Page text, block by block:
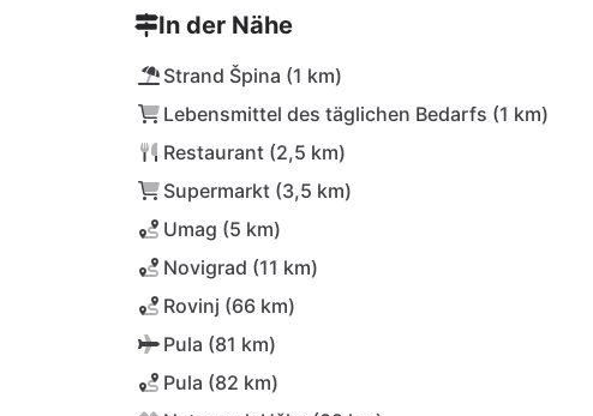
In der Nähe
Strand Špina (1 km)
Lebensmittel des täglichen Bedarfs (1 km)
Restaurant (2,5 km)
Supermarkt (3,5 km)
Umag (5 km)
Novigrad (11 km)
Rovinj (66 km)
Pula (81 km)
Pula (82 km)